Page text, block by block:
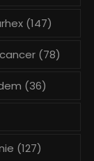
(147)
cancer (78)
(36)
(127)